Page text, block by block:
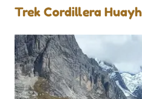
Trek Cordillera